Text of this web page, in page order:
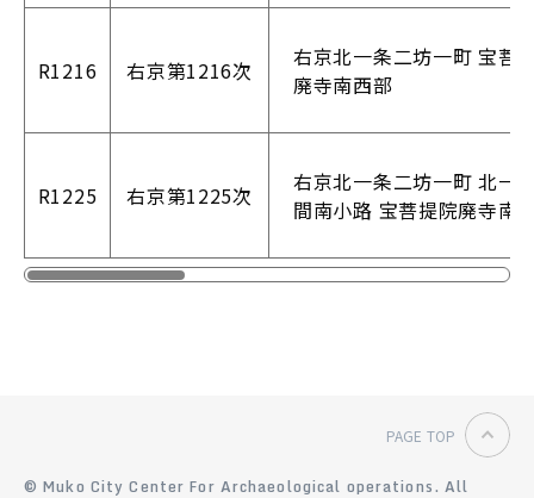
R1216 右京第1216次
右京北一条二坊一町 宝菩
廃寺南西部
R1225 右京第1225次
右京北一条二坊一町 北一
間南小路 宝菩提院廃寺南
PAGE TOP
© Muko City Center For Archaeological operations. All